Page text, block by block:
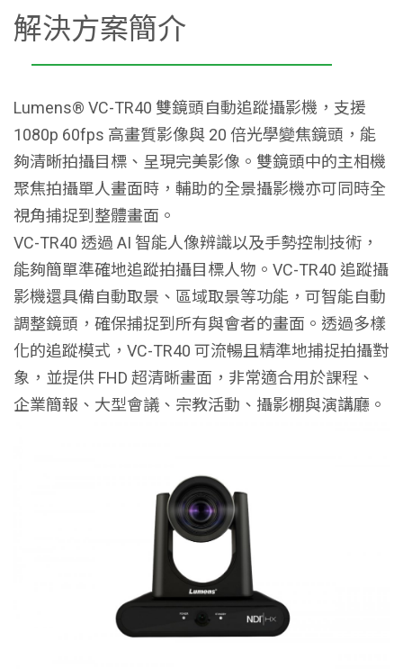
解決方案簡介
Lumens® VC-TR40 雙鏡頭自動追蹤攝影機，支援
1080p 60fps 高畫質影像與 20 倍光學變焦鏡頭，能
夠清晰拍攝目標、呈現完美影像。雙鏡頭中的主相機
聚焦拍攝單人畫面時，輔助的全景攝影機亦可同時全
視角捕捉到整體畫面。
VC-TR40 透過 AI 智能人像辨識以及手勢控制技術，
能夠簡單準確地追蹤拍攝目標人物。VC-TR40 追蹤攝
影機還具備自動取景、區域取景等功能，可智能自動
調整鏡頭，確保捕捉到所有與會者的畫面。透過多樣
化的追蹤模式，VC-TR40 可流暢且精準地捕捉拍攝對
象，並提供 FHD 超清晰畫面，非常適合用於課程、
企業簡報、大型會議、宗教活動、攝影棚與演講廳。